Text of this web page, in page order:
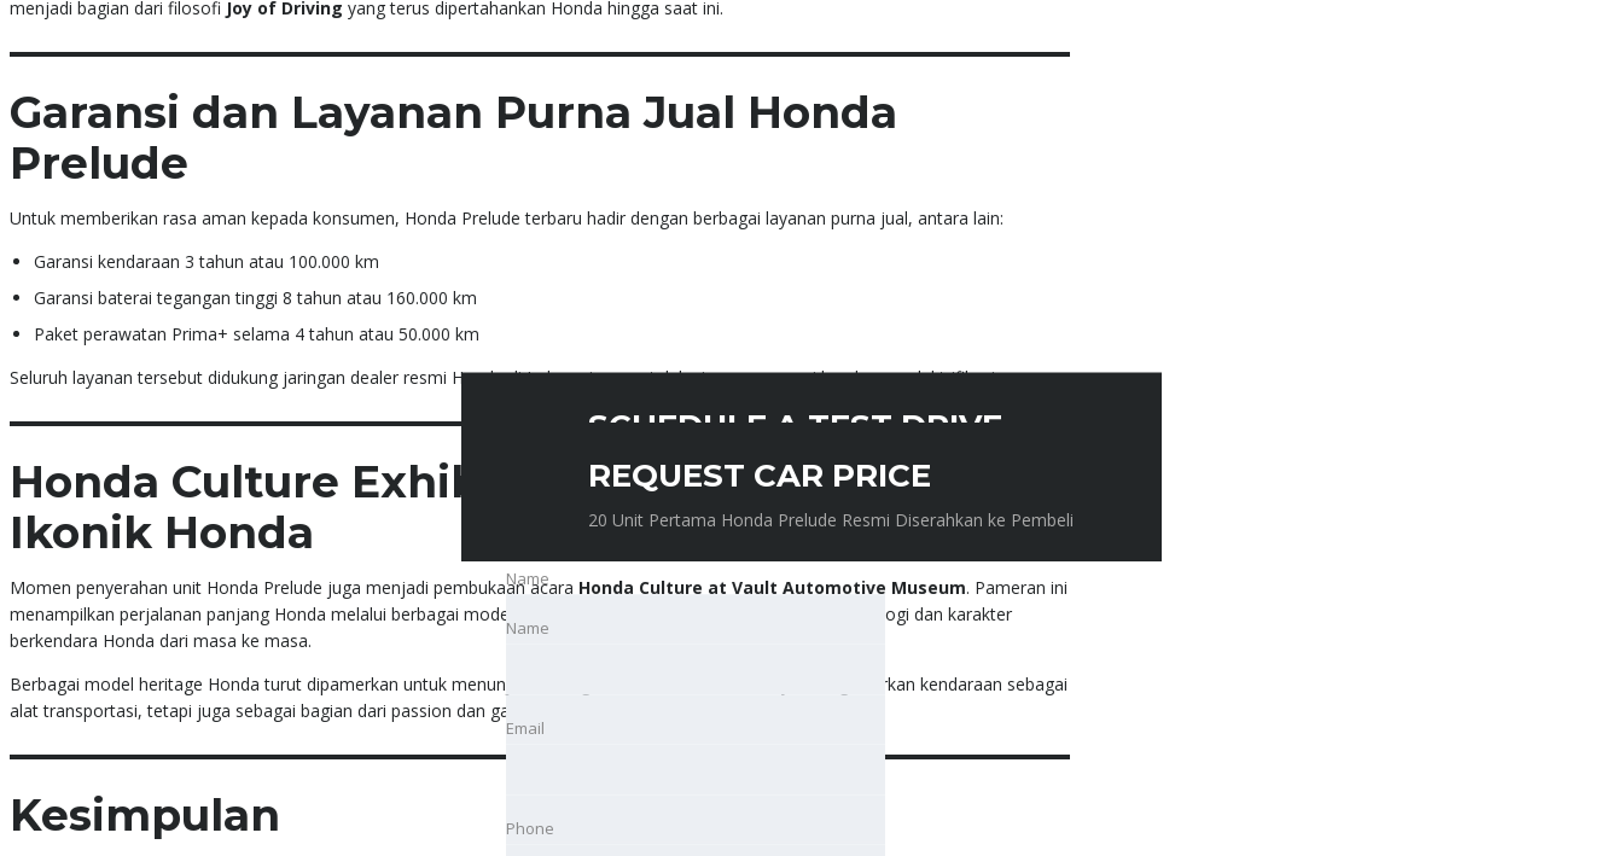
menjadi bagian dari filosofi Joy of Driving yang terus dipertahankan Honda hingga saat ini.
Garansi dan Layanan Purna Jual Honda
Prelude
Untuk memberikan rasa aman kepada konsumen, Honda Prelude terbaru hadir dengan berbagai layanan purna jual, antara lain:
Garansi kendaraan 3 tahun atau 100.000 km
Garansi baterai tegangan tinggi 8 tahun atau 160.000 km
Paket perawatan Prima+ selama 4 tahun atau 50.000 km
Seluruh layanan tersebut didukung jaringan dealer resmi Honda di Indonesia yang telah siap menangani kendaraan elektrifikasi.
Honda Culture Exhibition Tampilkan Model
Ikonik Honda
Momen penyerahan unit Honda Prelude juga menjadi pembukaan acara Honda Culture at Vault Automotive Museum. Pameran ini
menampilkan perjalanan panjang Honda melalui berbagai model legendaris, budaya balap, hingga evolusi teknologi dan karakter
berkendara Honda dari masa ke masa.
Berbagai model heritage Honda turut dipamerkan untuk menunjukkan bagaimana Honda tidak hanya menghadirkan kendaraan sebagai
alat transportasi, tetapi juga sebagai bagian dari passion dan gaya hidup penggunanya.
Kesimpulan
SCHEDULE A TEST DRIVE
20 Unit Pertama Honda Prelude Resmi Diserahkan ke Pembeli
Name
REQUEST CAR PRICE
20 Unit Pertama Honda Prelude Resmi Diserahkan ke Pembeli
Name
Email
Phone